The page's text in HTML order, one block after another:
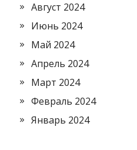
Август 2024
Июнь 2024
Май 2024
Апрель 2024
Март 2024
Февраль 2024
Январь 2024